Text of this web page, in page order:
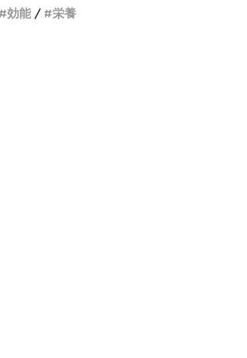
効能 栄養